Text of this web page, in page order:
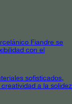
Fiandre se
con el
sofisticados,
a la solidez